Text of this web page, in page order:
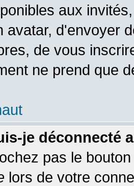
aux
avatar, d'envoyer
de vous
ne prend que
je déconnecté
pas le
lors de votre